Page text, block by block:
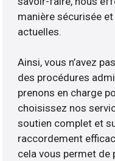
manière sécurisée
actuelles.
Ainsi, vous n’avez
des procédures
prenons en charge
choisissez nos
soutien complet et
raccordement
cela vous permet de